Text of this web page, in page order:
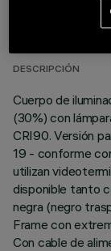
DATOS
ÚLTIMA
DESCRIPCIÓN
Cuerpo de
(30%) con
CRI90. Versión
19 - conforme
utilizan
disponible tanto
negra (negro
Frame con
Con cable de